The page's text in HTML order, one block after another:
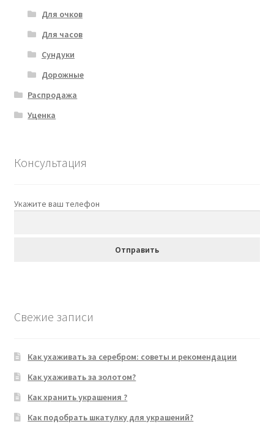
Для очков
Для часов
Сундуки
Дорожные
Распродажа
Уценка
Консультация
Укажите ваш телефон
Свежие записи
Как ухаживать за серебром: советы и рекомендации
Как ухаживать за золотом?
Как хранить украшения ?
Как подобрать шкатулку для украшений?